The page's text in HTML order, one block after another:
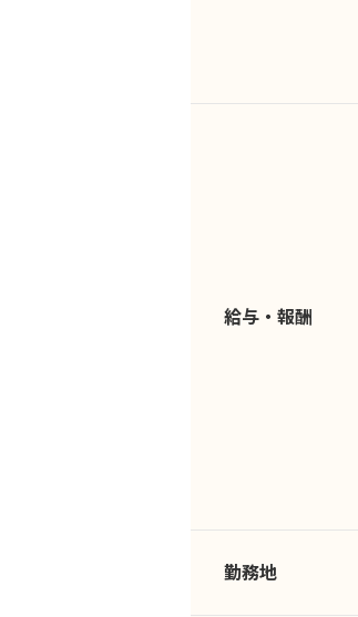
給与・報酬
勤務地